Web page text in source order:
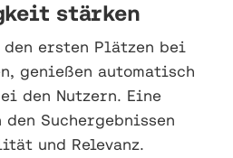
stärken
den ersten Plätzen bei
genießen automatisch
den Nutzern. Eine
Suchergebnissen
und Relevanz.